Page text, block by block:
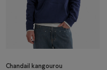
Chandail kangourou